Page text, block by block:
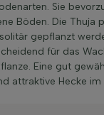
Sie
Böden. Die Thuja
gepflanzt
für das
Eine gut
attraktive Hecke im